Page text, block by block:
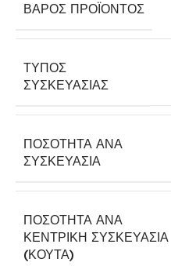
ΒΆΡΟΣ ΠΡΟΪΌΝΤΟΣ
ΤΎΠΟΣ
ΣΥΣΚΕΥΑΣΊΑΣ
ΠΟΣΌΤΗΤΑ ΑΝΆ
ΣΥΣΚΕΥΑΣΊΑ
ΠΟΣΌΤΗΤΑ ΑΝΆ
ΚΕΝΤΡΙΚΉ ΣΥΣΚΕΥΑΣΊΑ
(ΚΟΎΤΑ)